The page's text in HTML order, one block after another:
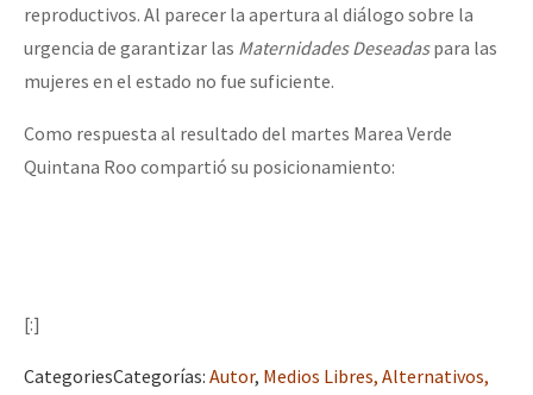
reproductivos. Al parecer la apertura al diálogo sobre la
urgencia de garantizar las Maternidades Deseadaspara las
mujeres en el estado no fue suficiente.
Como respuesta al resultado del martes Marea Verde
Quintana Roo compartió su posicionamiento:
[:]
CategoriesCategorías: Autor, Medios Libres, Alternativos,